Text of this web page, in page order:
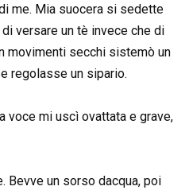
me. Mia suocera si sedette
versare un tè invece che di
movimenti secchi sistemò un
regolasse un sipario.
voce mi uscì ovattata e grave,
Bevve un sorso dacqua, poi